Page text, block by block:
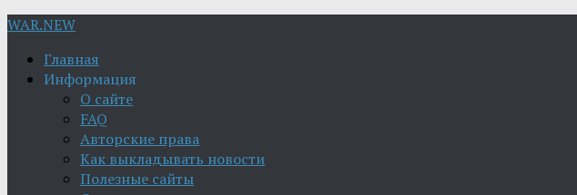
WAR.NEW
Главная
Информация
О сайте
FAQ
Авторские права
Как выкладывать новости
Полезные сайты